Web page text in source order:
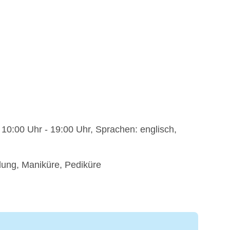
Uhr - 19:00 Uhr, Sprachen: englisch,
Maniküre, Pediküre